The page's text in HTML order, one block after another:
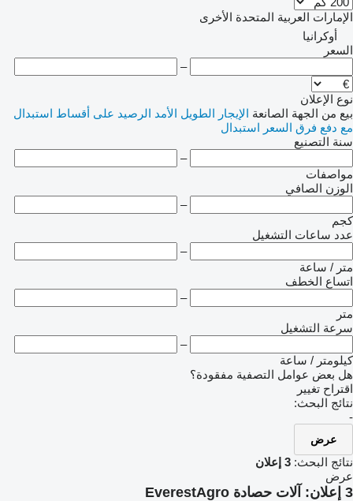
الإمارات العربية المتحدة الأخرى
أوكرانيا
السعر
–
نوع الإعلان
بيع من الجهة الصانعة الإيجار الطويل الأمد الرصيد على أقساط استبدال
مع دفع فرق السعر استبدال
سنة التصنيع
–
مواصفات
الوزن الصافي
–
كجم
عدد ساعات التشغيل
–
متر / ساعة
اتساع الخطف
–
متر
سرعة التشغيل
–
كيلومتر / ساعة
هل بعض عوامل التصفية مفقودة؟
اقتراح تغيير
نتائج البحث:
-
عرض
نتائج البحث: 3 إعلان
عرض
3 إعلان: آلات حصادة EverestAgro